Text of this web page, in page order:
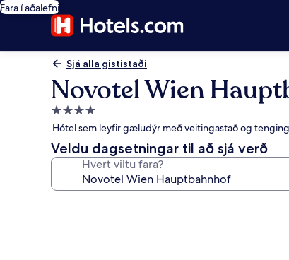
Fara í aðalefni
Sjá alla gististaði
Novotel Wien
4.0
stjörnu
gististaður
Hótel sem leyfir gæludýr með veitingastað og
Veldu dagsetningar til að sjá verð
Hvert viltu fara?